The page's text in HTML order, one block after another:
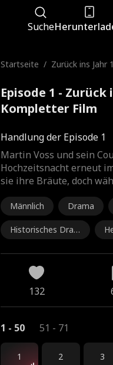
Suche
Startseite / Zurück ins Jahr
Episode 1 - Zurück
Kompletter Film
Handlung der Episode 1
Martin Voss und sein
Hochzeitsnacht erneut
sie ihre Bräute, doch
Männlich Drama
Historisches Dra
132
1 - 50 51 - 71
1 2 3